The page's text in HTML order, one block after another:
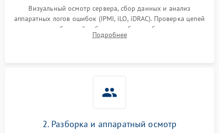
Визуальный осмотр сервера, сбор данных и анализ
аппаратных логов ошибок (IPMI, iLO, iDRAC). Проверка цепей
питания и базовой работоспособности без вскрытия
корпуса для быстрой локализации сбоя.
Подробнее
2. Разборка и аппаратный осмотр